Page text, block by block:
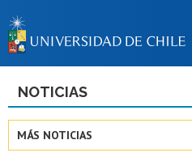
NOTICIAS
MÁS NOTICIAS